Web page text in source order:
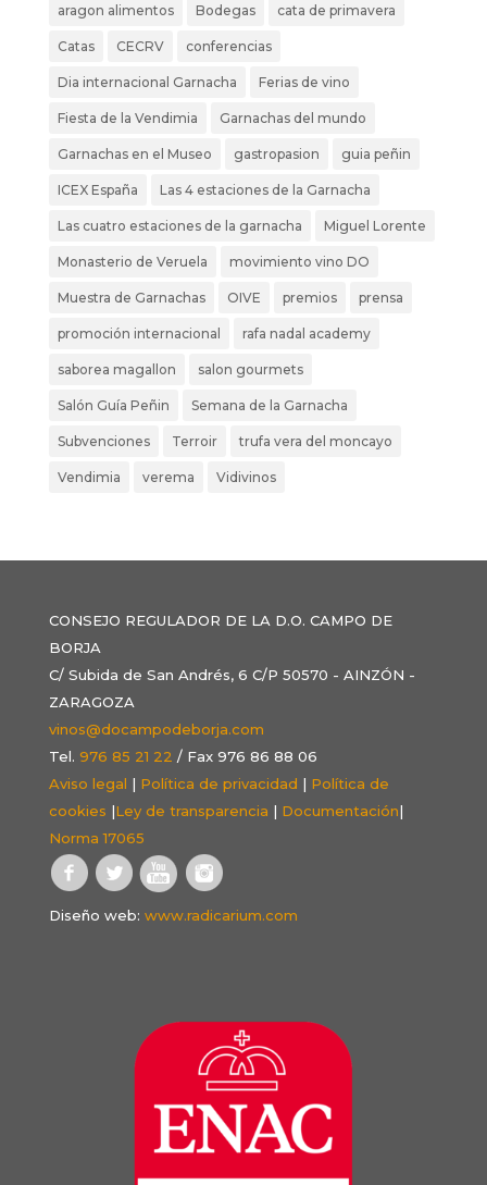
aragon alimentos Bodegas cata de primavera
Catas CECRV conferencias
Dia internacional Garnacha Ferias de vino
Fiesta de la Vendimia Garnachas del mundo
Garnachas en el Museo gastropasion guia peñin
ICEX España Las 4 estaciones de la Garnacha
Las cuatro estaciones de la garnacha Miguel Lorente
Monasterio de Veruela movimiento vino DO
Muestra de Garnachas OIVE premios prensa
promoción internacional rafa nadal academy
saborea magallon salon gourmets
Salón Guía Peñin Semana de la Garnacha
Subvenciones Terroir trufa vera del moncayo
Vendimia verema Vidivinos
CONSEJO REGULADOR DE LA D.O. CAMPO DE
BORJA
C/ Subida de San Andrés, 6 C/P 50570 - AINZÓN -
ZARAGOZA
vinos@docampodeborja.com
Tel. 976 85 21 22 / Fax 976 86 88 06
Aviso legal | Política de privacidad | Política de
cookies |Ley de transparencia | Documentación|
Norma 17065
Diseño web: www.radicarium.com